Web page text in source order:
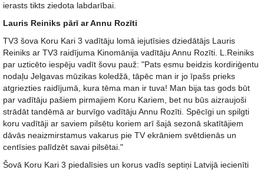
ierasts tikts ziedota labdarībai.
Lauris Reiniks pārī ar Annu Rozīti
TV3 šova Koru Kari 3 vadītāju lomā iejutīsies dziedātājs Lauris
Reiniks ar TV3 raidījuma Kinomānija vadītāju Annu Rozīti. L.Reiniks
par uzticēto iespēju vadīt šovu pauž: "Pats esmu beidzis kordiriģentu
nodaļu Jelgavas mūzikas koledžā, tāpēc man ir jo īpašs prieks
atgriezties raidījumā, kura tēma man ir tuva! Man bija tas gods būt
par vadītāju pašiem pirmajiem Koru Kariem, bet nu būs aizraujoši
strādāt tandēmā ar burvīgo vadītāju Annu Rozīti. Spēcīgi un spilgti
koru vadītāji ar saviem pilsētu koriem arī šajā sezonā skatītājiem
dāvās neaizmirstamus vakarus pie TV ekrāniem svētdienās un
centīsies palīdzēt savai pilsētai."
Šovā Koru Kari 3 piedalīsies un korus vadīs septiņi Latvijā iecienīti